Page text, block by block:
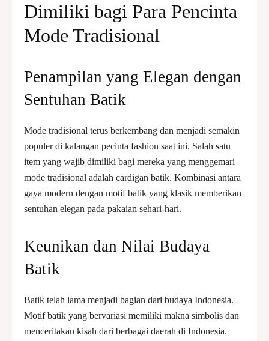
Dimiliki bagi Para Pencinta
Mode Tradisional
Penampilan yang Elegan dengan
Sentuhan Batik
Mode tradisional terus berkembang dan menjadi semakin
populer di kalangan pecinta fashion saat ini. Salah satu
item yang wajib dimiliki bagi mereka yang menggemari
mode tradisional adalah cardigan batik. Kombinasi antara
gaya modern dengan motif batik yang klasik memberikan
sentuhan elegan pada pakaian sehari-hari.
Keunikan dan Nilai Budaya
Batik
Batik telah lama menjadi bagian dari budaya Indonesia.
Motif batik yang bervariasi memiliki makna simbolis dan
menceritakan kisah dari berbagai daerah di Indonesia.